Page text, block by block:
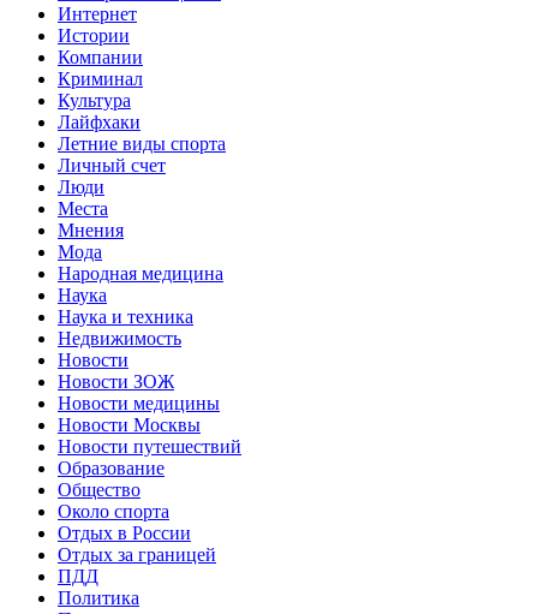
Интернет
Истории
Компании
Криминал
Культура
Лайфхаки
Летние виды спорта
Личный счет
Люди
Места
Мнения
Мода
Народная медицина
Наука
Наука и техника
Недвижимость
Новости
Новости ЗОЖ
Новости медицины
Новости Москвы
Новости путешествий
Образование
Общество
Около спорта
Отдых в России
Отдых за границей
ПДД
Политика